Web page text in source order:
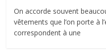
On accorde souvent
vêtements que l’on porte à
correspondent à une